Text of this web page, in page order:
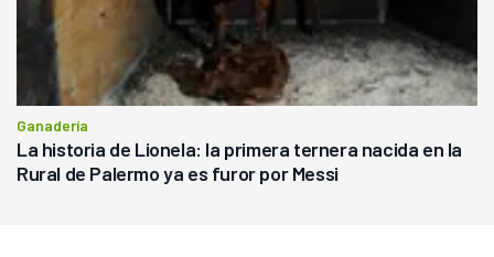
Ganadería
La historia de Lionela: la primera ternera nacida en la
Rural de Palermo ya es furor por Messi